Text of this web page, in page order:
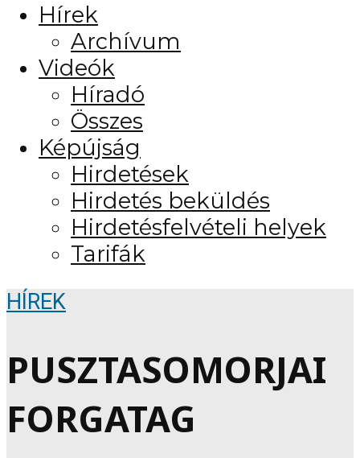
Hírek
Archívum
Videók
Híradó
Összes
Képújság
Hirdetések
Hirdetés beküldés
Hirdetésfelvételi helyek
Tarifák
HÍREK
PUSZTASOMORJAI
FORGATAG